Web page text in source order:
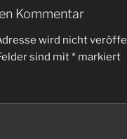
Kommentar
wird nicht
sind mit* markiert